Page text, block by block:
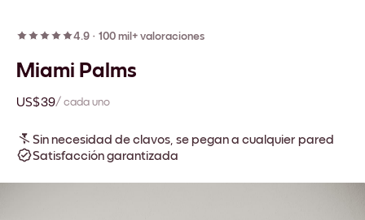
4.9 · 100 mil+ valoraciones
Miami Palms
US$39/ cada uno
Sin necesidad de clavos, se pegan a cualquier pared
Satisfacción garantizada